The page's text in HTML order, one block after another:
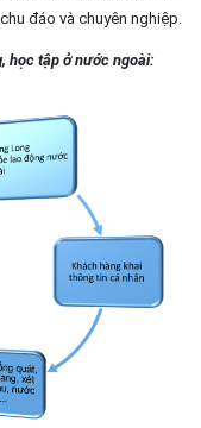
đáo và chuyên nghiệp.
học tập ở nước ngoài: